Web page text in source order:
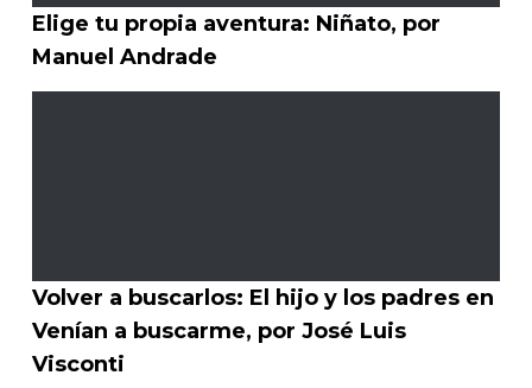
Elige tu propia aventura: Niñato, por
Manuel Andrade
Volver a buscarlos: El hijo y los padres en
Venían a buscarme, por José Luis
Visconti